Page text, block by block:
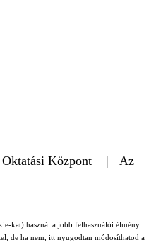
Oktatási Központ | Az
kat) használ a jobb felhasználói élmény
de ha nem, itt nyugodtan módosíthatod a